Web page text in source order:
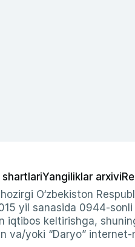
shartlariYangiliklar arxivi
O‘zbekiston
yil sanasida 0944-
iqtibos keltirishga,
va/yoki “Daryo”